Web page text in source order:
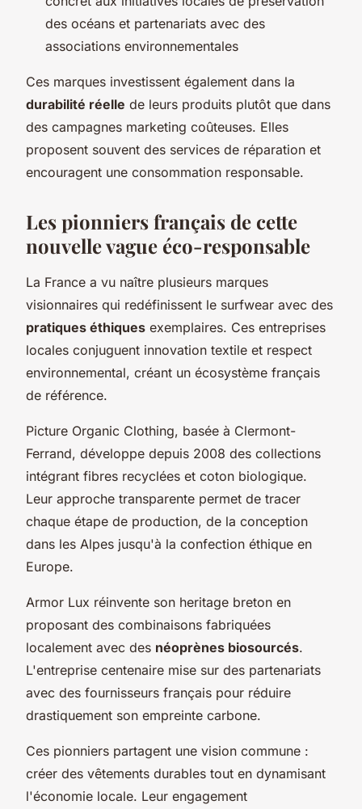
des océans et partenariats avec des
associations environnementales
Ces marques investissent également dans la
durabilité réelle de leurs produits plutôt que dans
des campagnes marketing coûteuses. Elles
proposent souvent des services de réparation et
encouragent une consommation responsable.
Les pionniers français de cette
nouvelle vague éco-responsable
La France a vu naître plusieurs marques
visionnaires qui redéfinissent le surfwear avec des
pratiques éthiques exemplaires. Ces entreprises
locales conjuguent innovation textile et respect
environnemental, créant un écosystème français
de référence.
Picture Organic Clothing, basée à Clermont-
Ferrand, développe depuis 2008 des collections
intégrant fibres recyclées et coton biologique.
Leur approche transparente permet de tracer
chaque étape de production, de la conception
dans les Alpes jusqu'à la confection éthique en
Europe.
Armor Lux réinvente son heritage breton en
proposant des combinaisons fabriquées
localement avec des néoprènes biosourcés.
L'entreprise centenaire mise sur des partenariats
avec des fournisseurs français pour réduire
drastiquement son empreinte carbone.
Ces pionniers partagent une vision commune :
créer des vêtements durables tout en dynamisant
l'économie locale. Leur engagement